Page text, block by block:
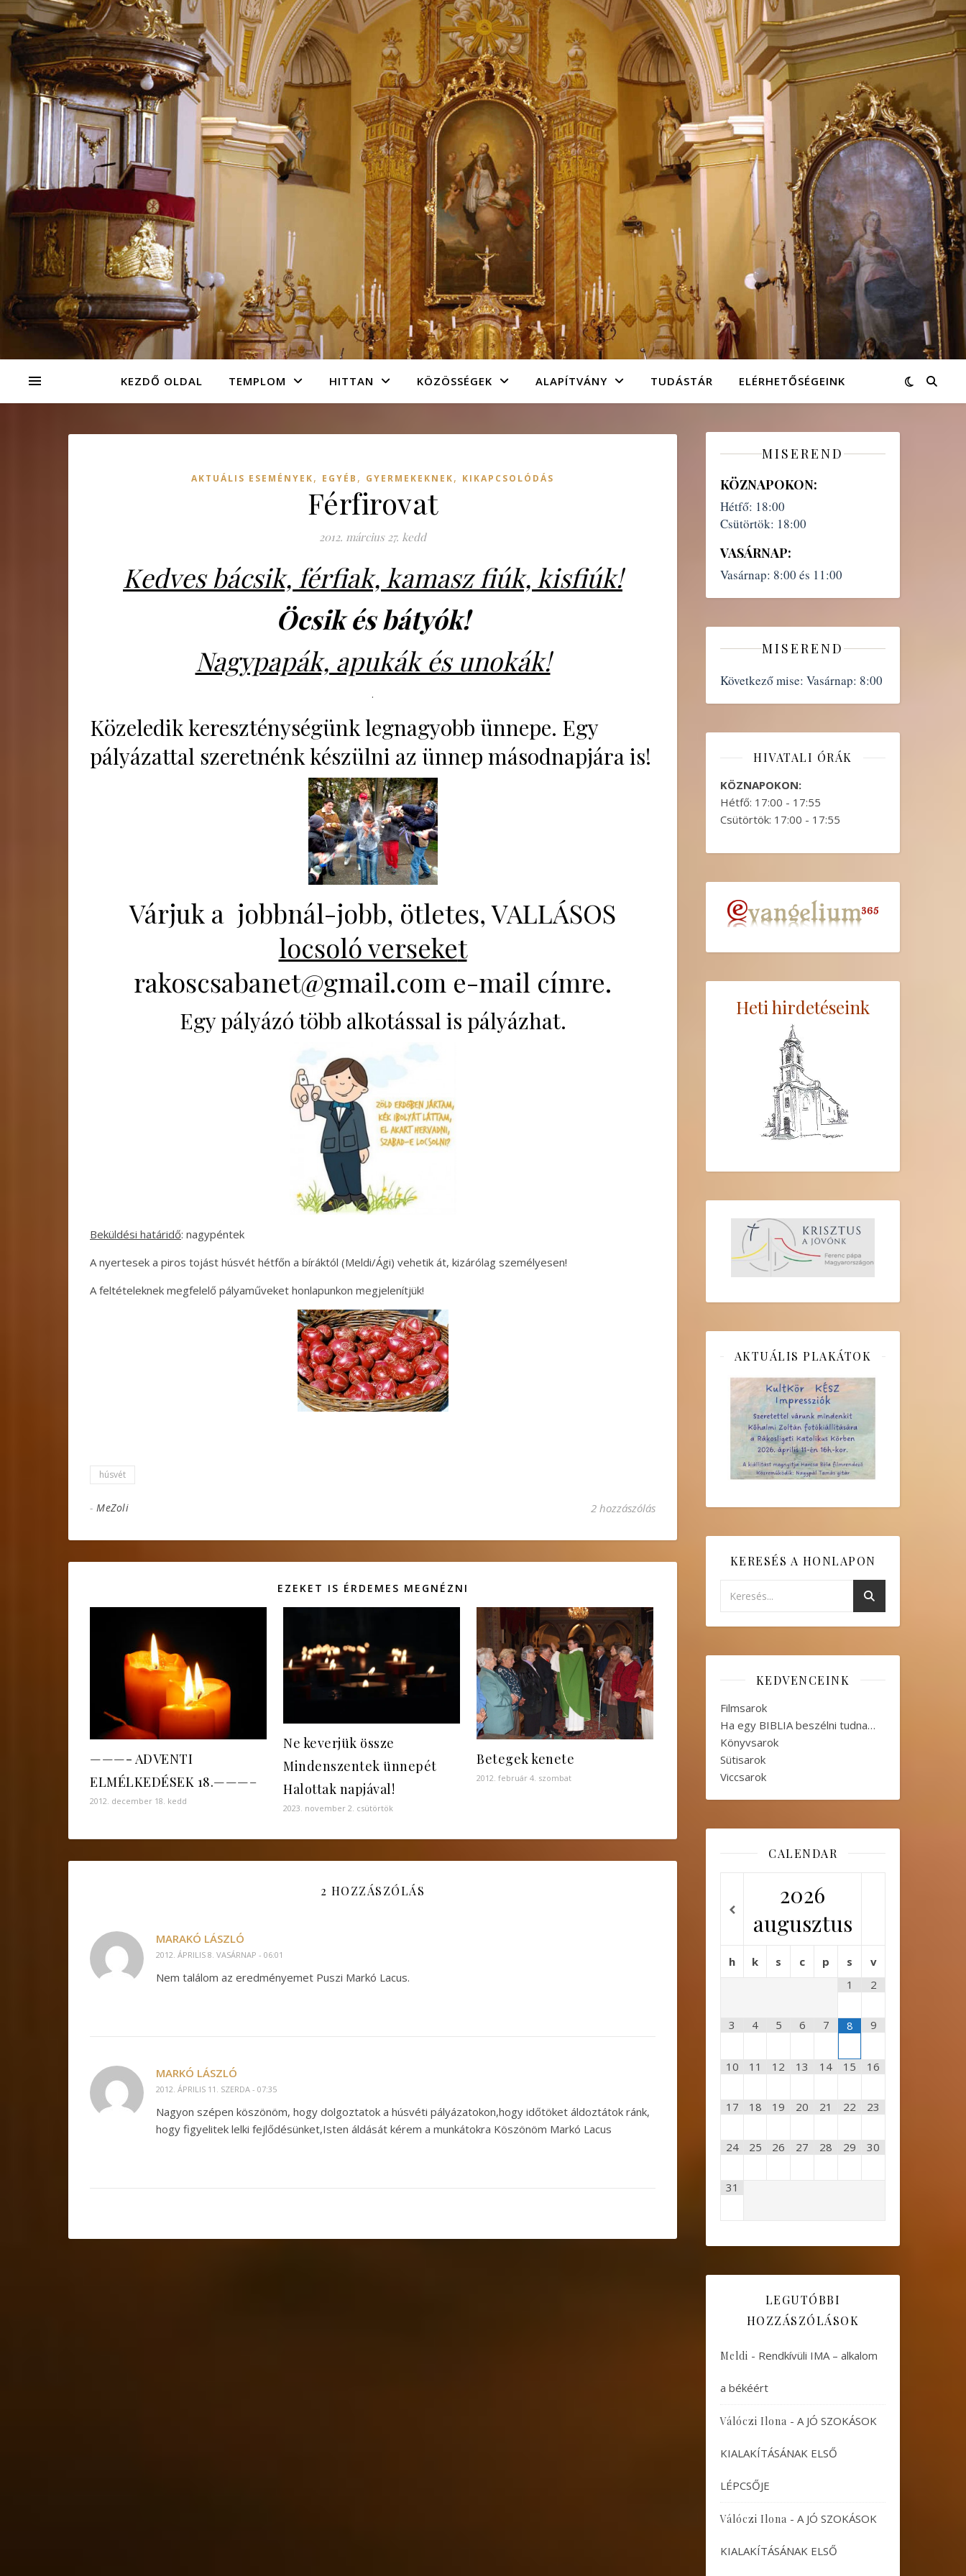
KEZDŐ OLDAL TEMPLOM HITTAN KÖZÖSSÉGEK ALAPÍTVÁNY TUDÁSTÁR ELÉRHETŐSÉGEINK
AKTUÁLIS ESEMÉNYEK, EGYÉB , GYERMEKEKNEK, KIKAPCSOLÓDÁS
Férfirovat
2012. március 27. kedd
Kedves bácsik, férfiak, kamasz fiúk, kisfiúk!
Öcsik és bátyók!
Nagypapák, apukák és unokák!
.
Közeledik kereszténységünk legnagyobb ünnepe. Egy
pályázattal szeretnénk készülni az ünnep másodnapjára is!
Várjuk a jobbnál-jobb, ötletes, VALLÁSOS
locsoló verseket
rakoscsabanet@gmail.com e-mail címre.
Egy pályázó több alkotással is pályázhat.
Beküldési határidő: nagypéntek
A nyertesek a piros tojást húsvét hétfőn a bíráktól (Meldi/Ági) vehetik át, kizárólag személyesen!
A feltételeknek megfelelő pályaműveket honlapunkon megjelenítjük!
húsvét
- MeZoli 2 hozzászólás
EZEKET IS ÉRDEMES MEGNÉZNI
———- ADVENTI
ELMÉLKEDÉSEK 18.———–
2012. december 18. kedd
Ne keverjük össze
Mindenszentek ünnepét
Halottak napjával!
2023. november 2. csütörtök
Betegek kenete
2012. február 4. szombat
2 HOZZÁSZÓLÁS
MARAKÓ LÁSZLÓ
2012. ÁPRILIS 8. VASÁRNAP - 06:01
Nem találom az eredményemet Puszi Markó Lacus.
MARKÓ LÁSZLÓ
2012. ÁPRILIS 11. SZERDA - 07:35
Nagyon szépen köszönöm, hogy dolgoztatok a húsvéti pályázatokon,hogy időtöket áldoztátok ránk,
hogy figyelitek lelki fejlődésünket,Isten áldását kérem a munkátokra Köszönöm Markó Lacus
MISEREND
KÖZNAPOKON:
Hétfő: 18:00
Csütörtök: 18:00
VASÁRNAP:
Vasárnap: 8:00 és 11:00
MISEREND
Következő mise: Vasárnap: 8:00
HIVATALI ÓRÁK
KÖZNAPOKON:
Hétfő: 17:00 - 17:55
Csütörtök: 17:00 - 17:55
Heti hirdetéseink
AKTUÁLIS PLAKÁTOK
KERESÉS A HONLAPON
KEDVENCEINK
Filmsarok
Ha egy BIBLIA beszélni tudna…
Könyvsarok
Sütisarok
Viccsarok
CALENDAR
2026
augusztus
h k s c p s
v
1
2
3 4 5 6 7 8 9
10 11 12 13 14 15 16
17 18 19 20 21 22 23
24 25 26 27 28 29 30
31
LEGUTÓBBI
HOZZÁSZÓLÁSOK
Meldi - Rendkívüli IMA – alkalom
a békéért
Válóczi Ilona - A JÓ SZOKÁSOK
KIALAKÍTÁSÁNAK ELSŐ
LÉPCSŐJE
Válóczi Ilona - A JÓ SZOKÁSOK
KIALAKÍTÁSÁNAK ELSŐ